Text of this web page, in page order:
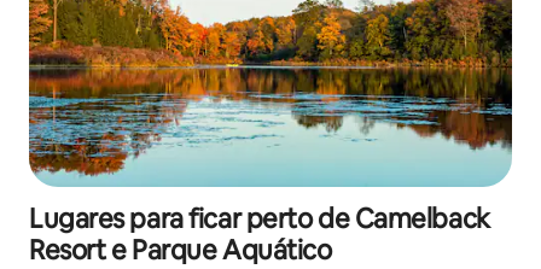
Lugares para ficar perto de Camelback
Resort e Parque Aquático